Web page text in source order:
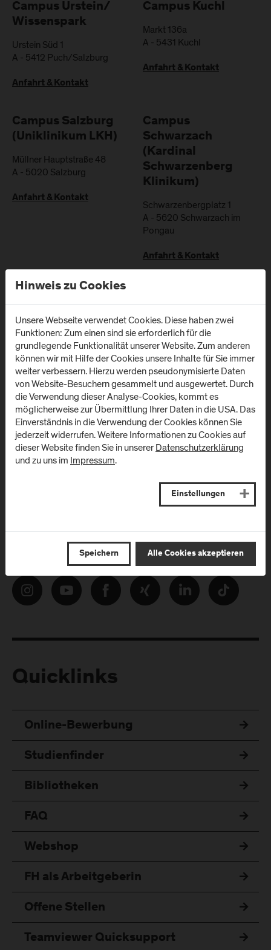
Campus Urstein/
Wissenspark
Urstein Süd 1
A - 5412 Puch/Salzburg
Anfahrt & Kontakt
Campus Kuchl
Markt 136a
A - 5431 Kuchl
Anfahrt & Kontakt
Campus Salzburg
(Uniklinikum LKH)
Müllner Hauptstraße 48
A - 5020 Salzburg
Anfahrt & Kontakt
Campus
Schwarzach
(Kardinal
Schwarzenberg
Klinikum)
Schwarzenbergplatz 1
A - 5620 Schwarzach im
Pongau
Anfahrt & Kontakt
Newsletter
Melden Sie sich zum Newsletter an und erhalten Sie aktuelle
Infos aus der FH Salzburg und zu Veranstaltungen!
E-Mail Adresse:
Folgen Sie uns
Quicklinks
Online-Bewerbung
Studienfinder
Bibliotheken
FAQ
Webshop
FH als Arbeitgeberin
Offene Stellen
Teamviewer Quicksupport
Hinweis zu Cookies
Unsere Webseite verwendet Cookies. Diese haben zwei
Funktionen: Zum einen sind sie erforderlich für die
grundlegende Funktionalität unserer Website. Zum anderen
können wir mit Hilfe der Cookies unsere Inhalte für Sie immer
weiter verbessern. Hierzu werden pseudonymisierte Daten
von Website-Besuchern gesammelt und ausgewertet. Durch
die Verwendung dieser Analyse-Cookies, kommt es
möglicherweise zur Übermittlung Ihrer Daten in die USA. Das
Einverständnis in die Verwendung der Cookies können Sie
jederzeit widerrufen. Weitere Informationen zu Cookies auf
dieser Website finden Sie in unsererDatenschutzerklärung
und zu uns im Impressum.
Einstellungen
Speichern Alle Cookies akzeptieren